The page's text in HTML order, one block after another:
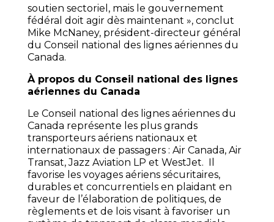
soutien sectoriel, mais le gouvernement
fédéral doit agir dès maintenant », conclut
Mike McNaney, président-directeur général
du Conseil national des lignes aériennes du
Canada.
À propos du Conseil national des lignes
aériennes du Canada
Le Conseil national des lignes aériennes du
Canada représente les plus grands
transporteurs aériens nationaux et
internationaux de passagers : Air Canada, Air
Transat, Jazz Aviation LP et WestJet. Il
favorise les voyages aériens sécuritaires,
durables et concurrentiels en plaidant en
faveur de l’élaboration de politiques, de
règlements et de lois visant à favoriser un